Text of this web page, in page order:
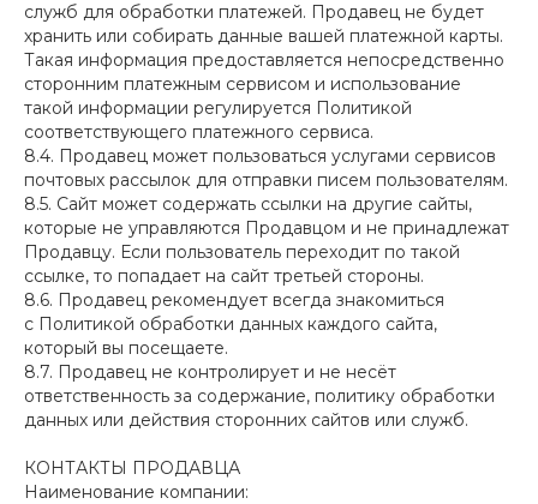
служб для обработки платежей. Продавец не будет
хранить или собирать данные вашей платежной карты.
Такая информация предоставляется непосредственно
сторонним платежным сервисом и использование
такой информации регулируется Политикой
соответствующего платежного сервиса.
8.4. Продавец может пользоваться услугами сервисов
почтовых рассылок для отправки писем пользователям.
8.5. Сайт может содержать ссылки на другие сайты,
которые не управляются Продавцом и не принадлежат
Продавцу. Если пользователь переходит по такой
ссылке, то попадает на сайт третьей стороны.
8.6. Продавец рекомендует всегда знакомиться
с Политикой обработки данных каждого сайта,
который вы посещаете.
8.7. Продавец не контролирует и не несёт
ответственность за содержание, политику обработки
данных или действия сторонних сайтов или служб.
КОНТАКТЫ ПРОДАВЦА
Наименование компании: